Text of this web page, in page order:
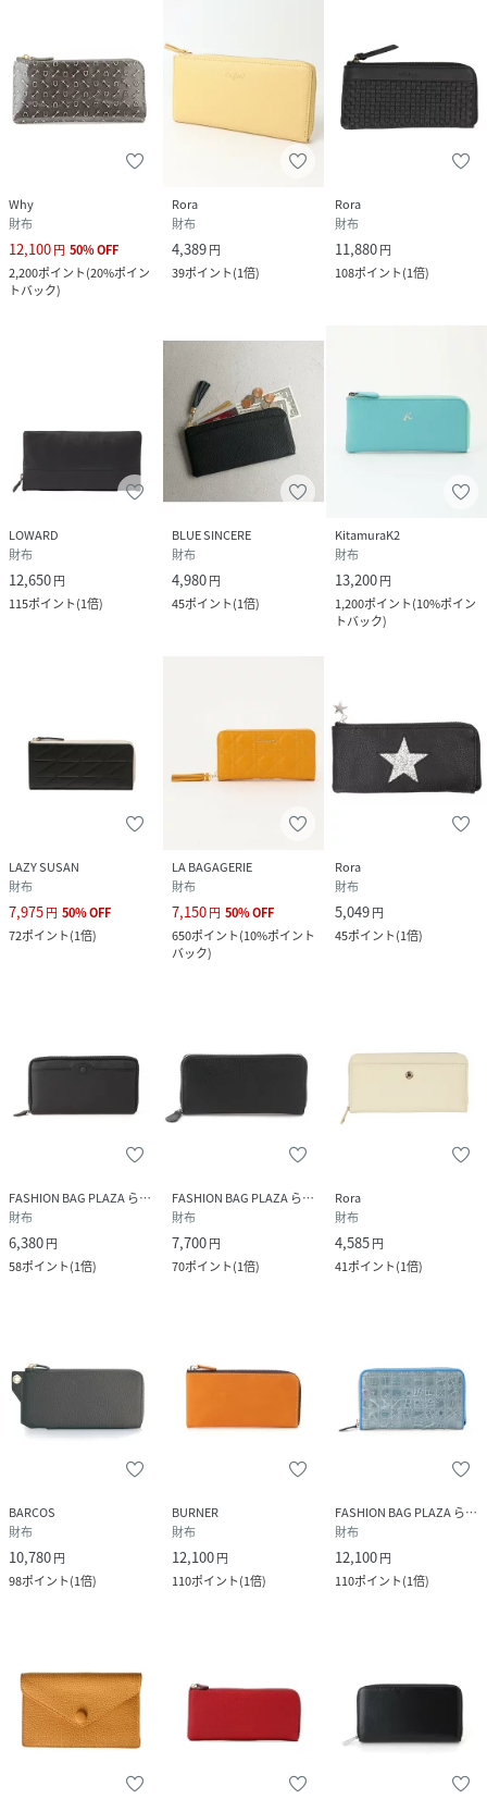
Why
財布
12,100円 50%OFF
2,200ポイント(20%ポイン
トバック)
Rora
財布
4,389円
39ポイント(1倍)
Rora
財布
11,880円
108ポイント(1倍)
LOWARD
財布
12,650円
115ポイント(1倍)
BLUE SINCERE
財布
4,980円
45ポイント(1倍)
KitamuraK2
財布
13,200円
1,200ポイント(10%ポイン
トバック)
LAZY SUSAN
財布
7,975円 50%OFF
72ポイント(1倍)
LA BAGAGERIE
財布
7,150円 50%OFF
650ポイント(10%ポイント
バック)
Rora
財布
5,049円
45ポイント(1倍)
FASHION BAG PLAZA らみー
財布
6,380円
58ポイント(1倍)
FASHION BAG PLAZA らみー
財布
7,700円
70ポイント(1倍)
Rora
財布
4,585円
41ポイント(1倍)
BARCOS
財布
10,780円
98ポイント(1倍)
BURNER
財布
12,100円
110ポイント(1倍)
FASHION BAG PLAZA らみー
財布
12,100円
110ポイント(1倍)